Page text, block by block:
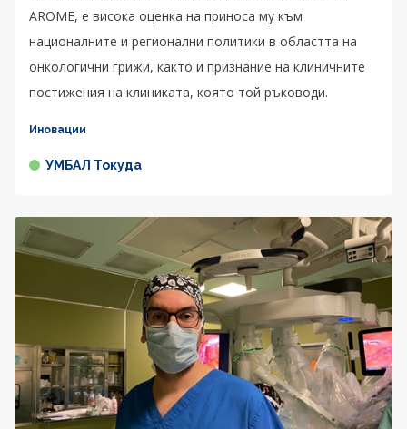
AROME, е висока оценка на приноса му към
националните и регионални политики в областта на
онкологични грижи, както и признание на клиничните
постижения на клиниката, която той ръководи.
Иновации
УМБАЛ Токуда